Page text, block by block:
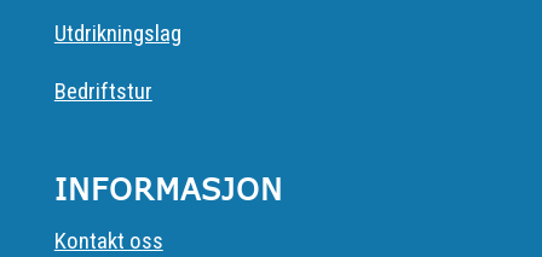
Utdrikningslag
Bedriftstur
INFORMASJON
Kontakt oss